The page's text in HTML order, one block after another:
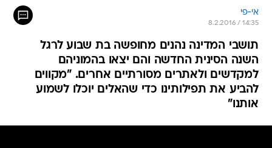
אי-פי
8.2.2016 / 14:35
תושבי המדינה נהנים מחופשה בת שבוע לרגל
השנה הסינית החדשה והם יצאו בהמוניהם
למקדשים ולאתרים מסורתיים אחרים. "מקווים
להביע את תפילותינו כדי שהאלים יוכלו לשמוע
אותנו"